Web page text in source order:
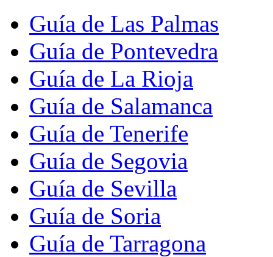
Guía de Las Palmas
Guía de Pontevedra
Guía de La Rioja
Guía de Salamanca
Guía de Tenerife
Guía de Segovia
Guía de Sevilla
Guía de Soria
Guía de Tarragona